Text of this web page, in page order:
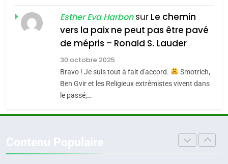
Accords d’Isaac:
l’alliance pourrait
s’étendre à 13 pays
d’Amérique latine
ISRAÉL JUDAISME
2025, l’année la plus
meurtrière selon le
FIÈRE, DIGNE ET RÉSILIENTE :
Esther Eva Harbonsur Le chemin
vers la paix ne peut pas être pavé
de mépris – Ronald S. Lauder
30 octobre 2025
Bravo ! Je suis tout à fait d'accord.
Smotrich,
Ben Gvir et les Religieux extrêmistes vivent dans
le passé,…
JUDAISME
Maroc : Les amandes de
Tafraout, le miel de Tadla
Azilal consacrés produits
du terroir
DAFINA MAROC
Oeil ravageur – Vanessa De